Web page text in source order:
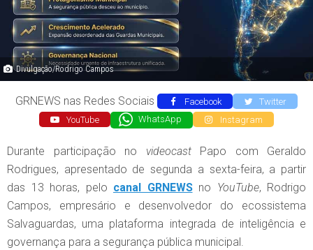
Divulgação/Rodrigo Campos
GRNEWS nas Redes Sociais Facebook
Twitter
YouTube
WhatsApp Instagram
Durante participação no videocastPapo com Geraldo
Rodrigues, apresentado de segunda a sexta-feira, a partir
das 13 horas, pelo canal GRNEWSno YouTube, Rodrigo
Campos, empresário e desenvolvedor do ecossistema
Salvaguardas, uma plataforma integrada de inteligência e
governança para a segurança pública municipal.